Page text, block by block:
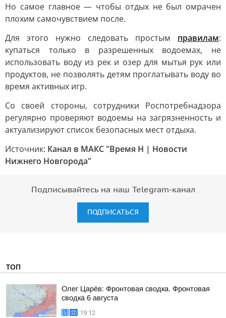
Но самое главное — чтобы отдых не был омрачен
плохим самочувствием после.
Для этого нужно следовать простым правилам:
купаться только в разрешенных водоемах, не
использовать воду из рек и озер для мытья рук или
продуктов, не позволять детям проглатывать воду во
время активных игр.
Со своей стороны, сотрудники Роспотребнадзора
регулярно проверяют водоемы на загрязненность и
актуализируют список безопасных мест отдыха.
Источник: Канал в МАКС "Время Н | Новости
Нижнего Новгорода"
Подписывайтесь на наш Telegram-канал
ПОДПИСАТЬСЯ
ТОП
Олег Царёв: Фронтовая сводка. Фронтовая
сводка 6 августа
19:12